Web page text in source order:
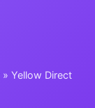
» Yellow Direct